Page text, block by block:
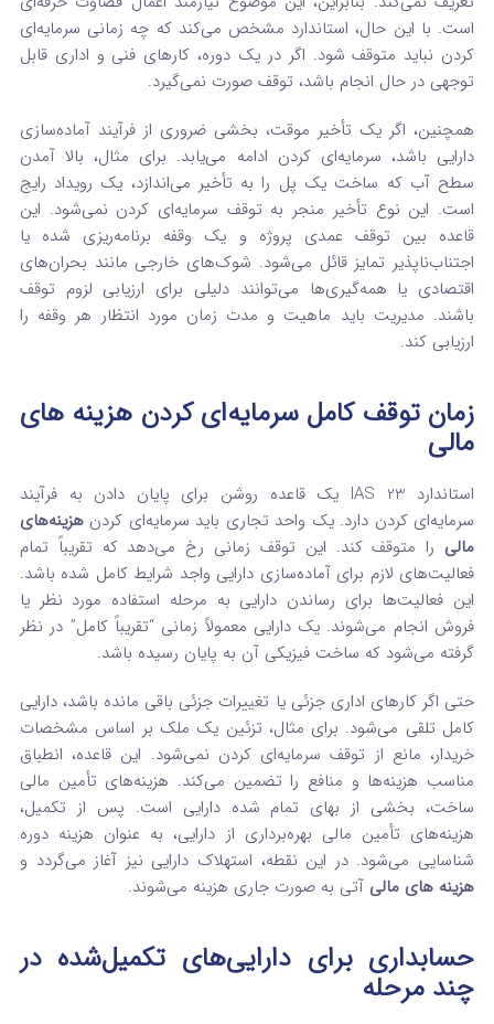
است. با این حال، استاندارد مشخص می‌کند که چه زمانی سرمایه‌ای
کردن نباید متوقف شود. اگر در یک دوره، کارهای فنی و اداری قابل
توجهی در حال انجام باشد، توقف صورت نمی‌گیرد.
همچنین، اگر یک تأخیر موقت، بخشی ضروری از فرآیند آماده‌سازی
دارایی باشد، سرمایه‌ای کردن ادامه می‌یابد. برای مثال، بالا آمدن
سطح آب که ساخت یک پل را به تأخیر می‌اندازد، یک رویداد رایج
است. این نوع تأخیر منجر به توقف سرمایه‌ای کردن نمی‌شود. این
قاعده بین توقف عمدی پروژه و یک وقفه برنامه‌ریزی شده یا
اجتناب‌ناپذیر تمایز قائل می‌شود. شوک‌های خارجی مانند بحران‌های
اقتصادی یا همه‌گیری‌ها می‌توانند دلیلی برای ارزیابی لزوم توقف
باشند. مدیریت باید ماهیت و مدت زمان مورد انتظار هر وقفه را
ارزیابی کند.
زمان توقف کامل سرمایه‌ای کردن هزینه‌ های
مالی
استاندارد IAS 23 یک قاعده روشن برای پایان دادن به فرآیند
سرمایه‌ای کردن دارد. یک واحد تجاری باید سرمایه‌ای کردنهزینه‌های
مالی را متوقف کند. این توقف زمانی رخ می‌دهد که تقریباً تمام
فعالیت‌های لازم برای آماده‌سازی دارایی واجد شرایط کامل شده باشد.
این فعالیت‌ها برای رساندن دارایی به مرحله استفاده مورد نظر یا
فروش انجام می‌شوند. یک دارایی معمولاً زمانی “تقریباً کامل” در نظر
گرفته می‌شود که ساخت فیزیکی آن به پایان رسیده باشد.
حتی اگر کارهای اداری جزئی یا تغییرات جزئی باقی مانده باشد، دارایی
کامل تلقی می‌شود. برای مثال، تزئین یک ملک بر اساس مشخصات
خریدار، مانع از توقف سرمایه‌ای کردن نمی‌شود. این قاعده، انطباق
مناسب هزینه‌ها و منافع را تضمین می‌کند. هزینه‌های تأمین مالی
ساخت، بخشی از بهای تمام شده دارایی است. پس از تکمیل،
هزینه‌های تأمین مالی بهره‌برداری از دارایی، به عنوان هزینه دوره
شناسایی می‌شود. در این نقطه، استهلاک دارایی نیز آغاز می‌گردد و
هزینه‌ های مالی آتی به صورت جاری هزینه می‌شوند.
حسابداری برای دارایی‌های تکمیل‌شده در
چند مرحله